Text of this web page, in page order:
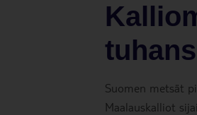
Suomen metsät
Maalauskalliot